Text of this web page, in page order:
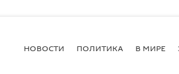
НОВОСТИ ПОЛИТИКА В МИРЕ